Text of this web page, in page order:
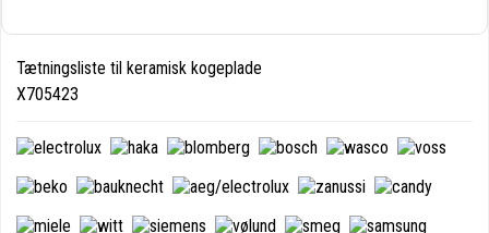
Tætningsliste til keramisk kogeplade
X705423